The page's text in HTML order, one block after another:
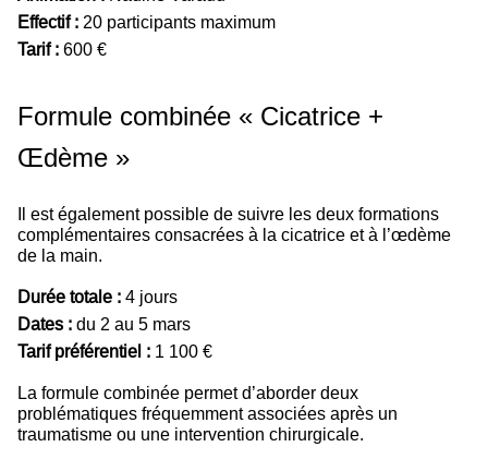
Effectif : 20 participants maximum
Tarif : 600 €
Formule combinée « Cicatrice +
Œdème »
Il est également possible de suivre les deux formations
complémentaires consacrées à la cicatrice et à l’œdème
de la main.
Durée totale : 4 jours
Dates : du 2 au 5 mars
Tarif préférentiel : 1 100 €
La formule combinée permet d’aborder deux
problématiques fréquemment associées après un
traumatisme ou une intervention chirurgicale.